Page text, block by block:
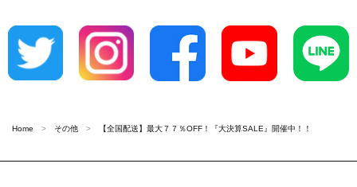
Home その他 【全国配送】最大７７％OFF！『大決算SALE』開催中！！